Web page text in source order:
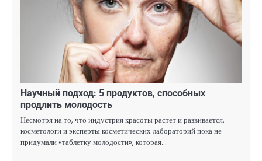
Научный подход: 5 продуктов, способных
продлить молодость
Несмотря на то, что индустрия красоты растет и развивается,
косметологи и эксперты косметических лабораторий пока не
придумали «таблетку молодости», которая…